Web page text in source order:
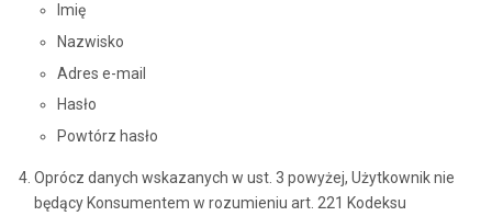
Imię
Nazwisko
Adres e-mail
Hasło
Powtórz hasło
Oprócz danych wskazanych w ust. 3 powyżej, Użytkownik nie
będący Konsumentem w rozumieniu art. 221 Kodeksu